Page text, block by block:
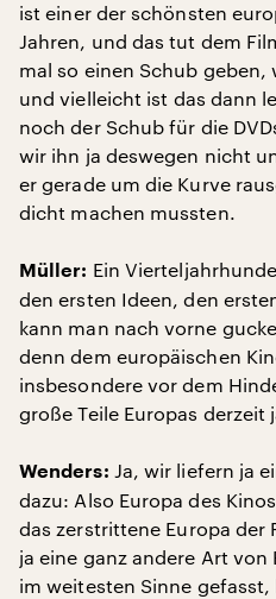
ist einer der schönsten
Jahren, und das tut dem
mal so einen Schub
und vielleicht ist das dann
noch der Schub für die
wir ihn ja deswegen nicht
er gerade um die Kurve
dicht machen mussten.
Müller: Ein
den ersten Ideen, den
kann man nach vorne
denn dem europäischen
insbesondere vor dem
große Teile Europas derzeit
Wenders: Ja, wir liefern ja
dazu: Also Europa des
das zerstrittene Europa der
ja eine ganz andere Art
im weitesten Sinne